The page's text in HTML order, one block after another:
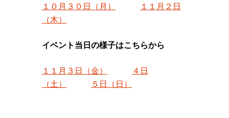
１０月３０日（月）
１１月２日
（木）
イベント当日の様子はこちらから
１１月３日（金）
４日
（土）
５日（日）